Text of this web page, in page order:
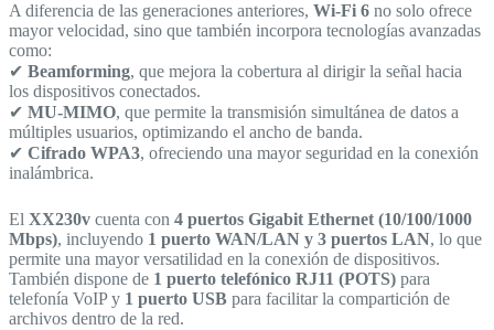
A diferencia de las generaciones anteriores, Wi-Fi 6 no solo ofrece
mayor velocidad, sino que también incorpora tecnologías avanzadas
como:
✔ Beamforming, que mejora la cobertura al dirigir la señal hacia
los dispositivos conectados.
✔ MU-MIMO, que permite la transmisión simultánea de datos a
múltiples usuarios, optimizando el ancho de banda.
✔ Cifrado WPA3, ofreciendo una mayor seguridad en la conexión
inalámbrica.
El XX230v cuenta con 4 puertos Gigabit Ethernet (10/100/1000
Mbps), incluyendo 1 puerto WAN/LAN y 3 puertos LAN, lo que
permite una mayor versatilidad en la conexión de dispositivos.
También dispone de 1 puerto telefónico RJ11 (POTS) para
telefonía VoIP y 1 puerto USB para facilitar la compartición de
archivos dentro de la red.